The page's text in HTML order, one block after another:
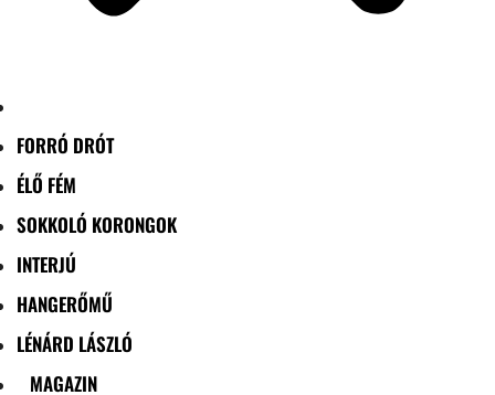
FORRÓ DRÓT
ÉLŐ FÉM
SOKKOLÓ KORONGOK
INTERJÚ
HANGERŐMŰ
LÉNÁRD LÁSZLÓ
MAGAZIN